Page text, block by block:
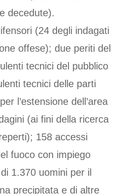
decedute).
(24 degli indagati
offese); due periti del
tecnici del pubblico
tecnici delle parti
l’estensione dell’area
(ai fini della ricerca
158 accessi
fuoco con impiego
1.370 uomini per il
precipitata e di altre